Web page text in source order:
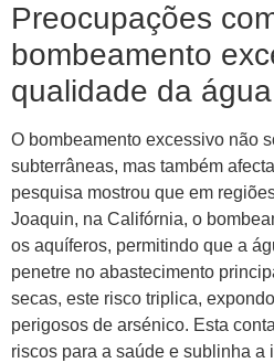
Preocupações
bombeamento
qualidade da água
O bombeamento excessivo não
subterrâneas, mas também
pesquisa mostrou que em
Joaquin, na Califórnia, o
os aquíferos, permitindo que a
penetre no abastecimento
secas, este risco triplica,
perigosos de arsénico. Esta
riscos para a saúde e sublinha a